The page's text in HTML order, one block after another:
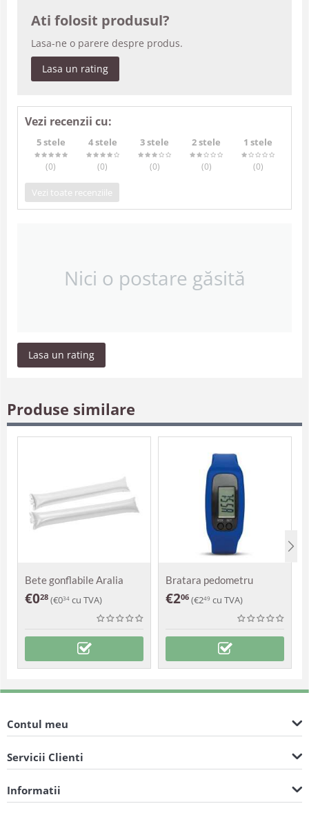
Ati folosit produsul?
Lasa-ne o parere despre produs.
Lasa un rating
Vezi recenzii cu:
5 stele
(0)
4 stele
(0)
3 stele
(0)
2 stele
(0)
1 stele
(0)
Vezi toate recenziile
Nici o postare găsită
Lasa un rating
Produse similare
Bete gonflabile Aralia
€028 (€034 cu TVA)
Bratara pedometru
Damasc
€206 (€249 cu TVA)
Contul meu
Servicii Clienti
Informatii